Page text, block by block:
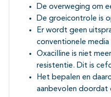
Subpagina's open- en
De overweging om
De groeicontrole is
Er wordt geen
conventionele
Oxacilline is niet
resistentie. Dit is
Het bepalen en
aanbevolen doordat